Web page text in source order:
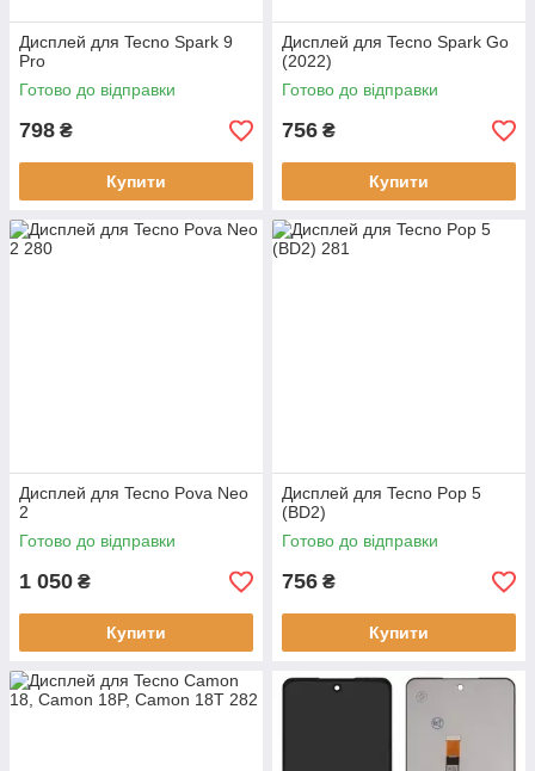
Дисплей для Tecno Spark 9
Pro
Готово до відправки
798 ₴
Купити
Дисплей для Tecno Spark Go
(2022)
Готово до відправки
756 ₴
Купити
Дисплей для Tecno Pova Neo
2
Готово до відправки
1 050 ₴
Купити
Дисплей для Tecno Pop 5
(BD2)
Готово до відправки
756 ₴
Купити